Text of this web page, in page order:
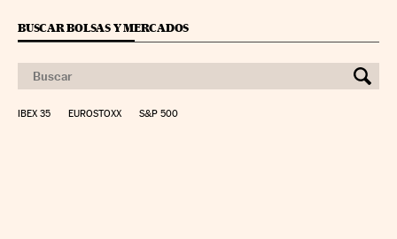
BUSCAR BOLSAS Y MERCADOS
IBEX 35 EUROSTOXX S&P 500